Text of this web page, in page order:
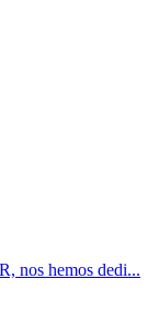
nos hemos dedi...